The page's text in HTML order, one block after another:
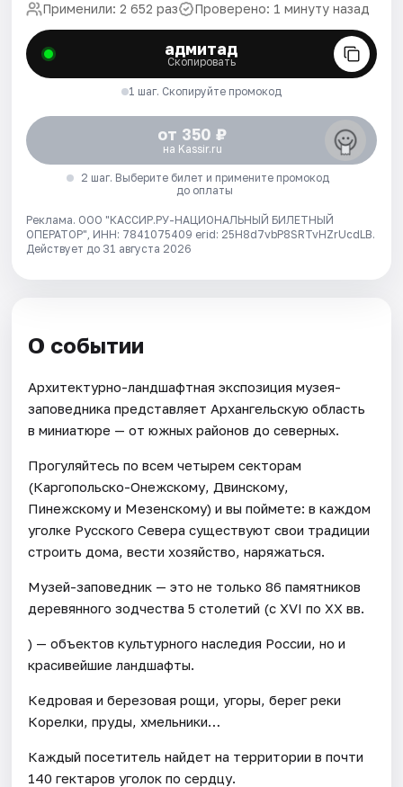
Применили: 2 652 раз Проверено: 1 минуту назад
адмитад
Скопировать
1 шаг. Скопируйте промокод
от 350 ₽
на Kassir.ru
2 шаг. Выберите билет и примените промокод
до оплаты
Реклама. ООО "КАССИР.РУ-НАЦИОНАЛЬНЫЙ БИЛЕТНЫЙ
ОПЕРАТОР", ИНН: 7841075409 erid: 25H8d7vbP8SRTvHZrUcdLB.
Действует до 31 августа 2026
О событии
Архитектурно-ландшафтная экспозиция музея-
заповедника представляет Архангельскую область
в миниатюре — от южных районов до северных.
Прогуляйтесь по всем четырем секторам
(Каргопольско-Онежскому, Двинскому,
Пинежскому и Мезенскому) и вы поймете: в каждом
уголке Русского Севера существуют свои традиции
строить дома, вести хозяйство, наряжаться.
Музей-заповедник — это не только 86 памятников
деревянного зодчества 5 столетий (с XVI по ХХ вв.
) — объектов культурного наследия России, но и
красивейшие ландшафты.
Кедровая и березовая рощи, угоры, берег реки
Корелки, пруды, хмельники…
Каждый посетитель найдет на территории в почти
140 гектаров уголок по сердцу.